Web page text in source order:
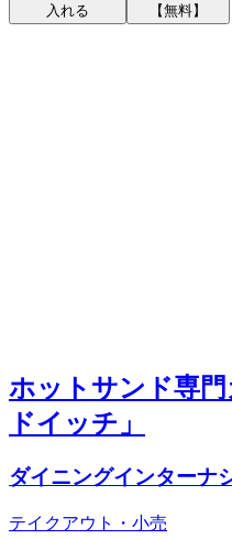
入れる
【無料】
ホットサンド専
ドイッチ」
ダイニングインターナ
テイクアウト・小売